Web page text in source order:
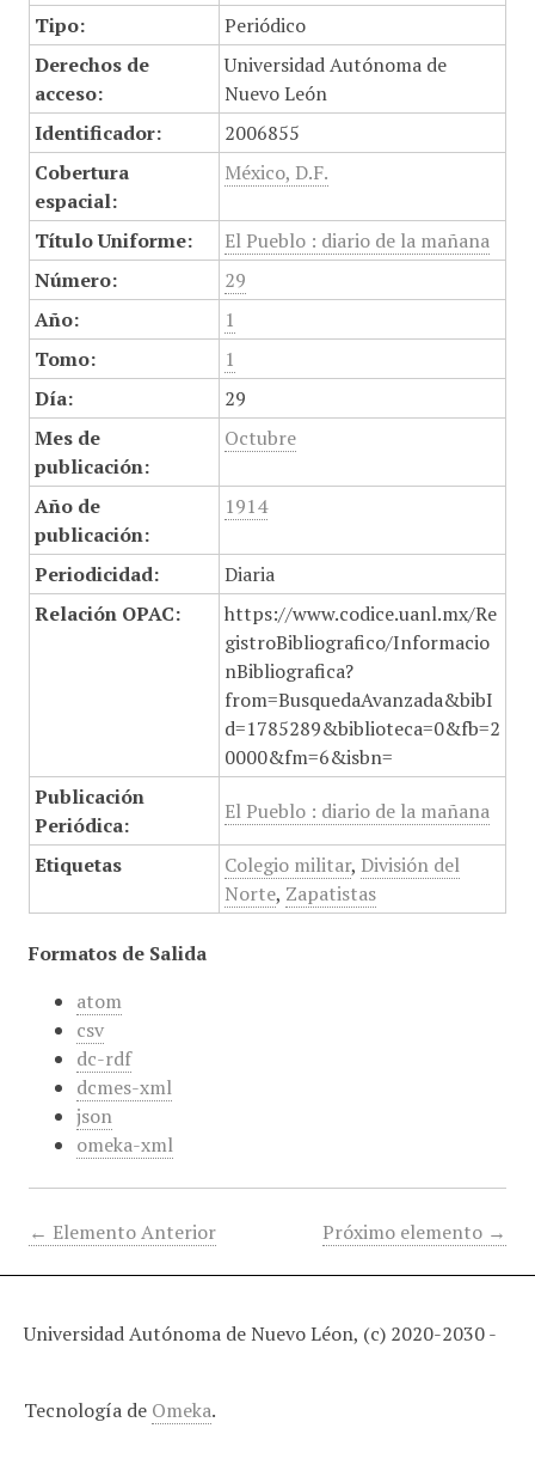
Tipo:
Periódico
Derechos de
acceso:
Universidad Autónoma de
Nuevo León
Identificador:
2006855
Cobertura
espacial:
México, D.F.
Título Uniforme:
El Pueblo : diario de la mañana
Número:
29
Año:
1
Tomo:
1
Día:
29
Mes de
publicación:
Octubre
Año de
publicación:
1914
Periodicidad:
Diaria
Relación OPAC:
https://www.codice.uanl.mx/Re
gistroBibliografico/Informacio
nBibliografica?
from=BusquedaAvanzada&bibI
d=1785289&biblioteca=0&fb=2
0000&fm=6&isbn=
Publicación
Periódica:
El Pueblo : diario de la mañana
Etiquetas Colegio militar, División del
Norte, Zapatistas
Formatos de Salida
atom
csv
dc-rdf
dcmes-xml
json
omeka-xml
← Elemento Anterior Próximo elemento →
Universidad Autónoma de Nuevo Léon, (c) 2020-2030 -
Tecnología de Omeka.